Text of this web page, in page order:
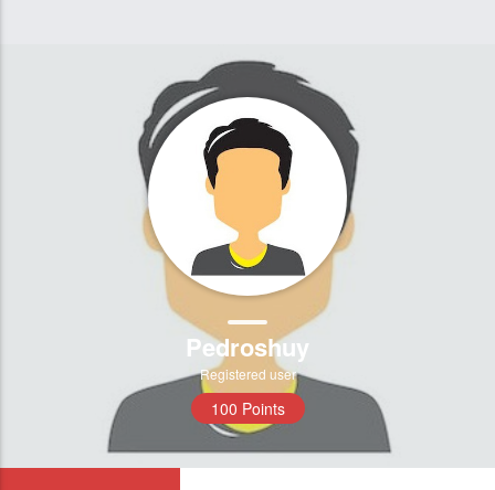
Pedroshuy
Registered user
100 Points